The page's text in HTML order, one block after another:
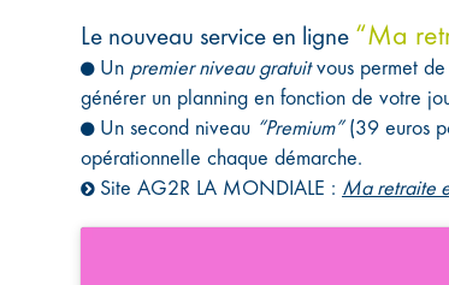
Le nouveau service en ligne “Ma
Un premier niveau gratuitvous permet de
générer un planning en fonction de votre
Un second niveau “Premium”(39 euros
opérationnelle chaque démarche.
Site AG2R LA MONDIALE : Ma retraite